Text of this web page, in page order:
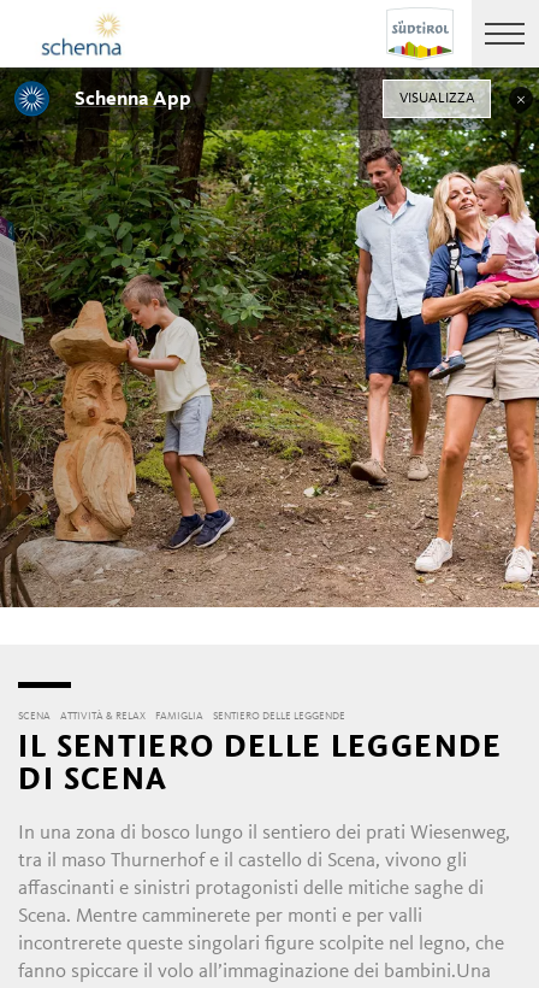
SCENA ATTIVITÀ & RELAX FAMIGLIA SENTIERO DELLE LEGGENDE
IL SENTIERO DELLE LEGGENDE
DI SCENA
In una zona di bosco lungo il sentiero dei prati Wiesenweg,
tra il maso Thurnerhof e il castello di Scena, vivono gli
affascinanti e sinistri protagonisti delle mitiche saghe di
Scena. Mentre camminerete per monti e per valli
incontrerete queste singolari figure scolpite nel legno, che
fanno spiccare il volo all’immaginazione dei bambini.Una
Schenna App VISUALIZZA